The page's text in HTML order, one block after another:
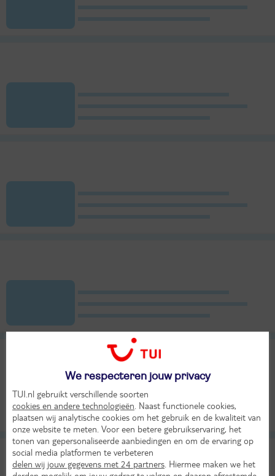
We respecteren jouw privacy
TUI.nl gebruikt verschillende soorten
cookies en andere technologieën . Naast functionele cookies,
plaatsen wij analytische cookies om het gebruik en de kwaliteit van
onze website te meten. Voor een betere gebruikservaring, het
tonen van gepersonaliseerde aanbiedingen en om de ervaring op
social media platformen te verbeteren
delen wij jouw gegevens met 24 partners . Hiermee maken we het